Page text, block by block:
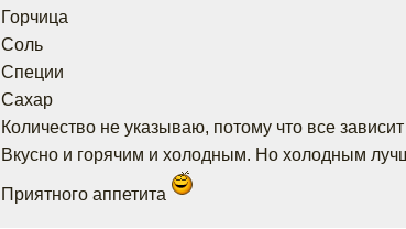
Горчица
Соль
Специи
Сахар
Количество не указываю, потому что все
Вкусно и горячим и холодным. Но холодным
Приятного аппетита